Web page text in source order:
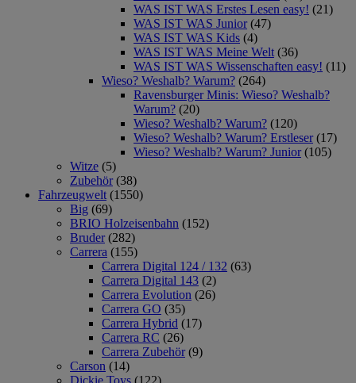
WAS IST WAS Erstes Lesen easy! (21)
WAS IST WAS Junior (47)
WAS IST WAS Kids (4)
WAS IST WAS Meine Welt (36)
WAS IST WAS Wissenschaften easy! (11)
Wieso? Weshalb? Warum? (264)
Ravensburger Minis: Wieso? Weshalb?
Warum? (20)
Wieso? Weshalb? Warum? (120)
Wieso? Weshalb? Warum? Erstleser (17)
Wieso? Weshalb? Warum? Junior (105)
Witze (5)
Zubehör (38)
Fahrzeugwelt (1550)
Big (69)
BRIO Holzeisenbahn (152)
Bruder (282)
Carrera (155)
Carrera Digital 124 / 132 (63)
Carrera Digital 143 (2)
Carrera Evolution (26)
Carrera GO (35)
Carrera Hybrid (17)
Carrera RC (26)
Carrera Zubehör (9)
Carson (14)
Dickie Toys (122)